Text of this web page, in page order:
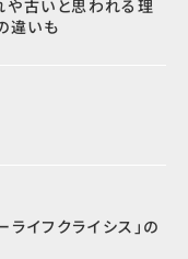
や古いと思われる理
違いも
イフクライシス」の